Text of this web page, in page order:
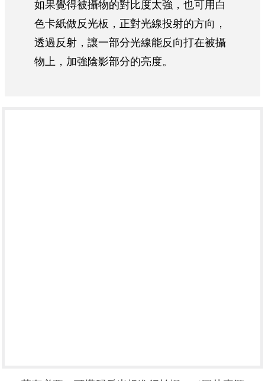
如果覺得被攝物的對比度太強，也可用白
色卡紙做反光板，正對光線投射的方向，
透過反射，讓一部分光線能反向打在被攝
物上，加強陰影部分的亮度。